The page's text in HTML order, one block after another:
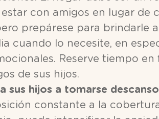
con amigos en lugar de
prepárese para brindarle
cuando lo necesite, en
Reserve tiempo
de sus hijos.
sus hijos a tomarse
constante a la